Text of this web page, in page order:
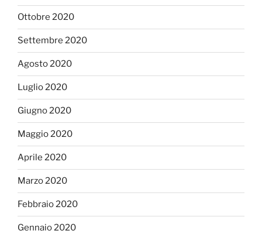
Ottobre 2020
Settembre 2020
Agosto 2020
Luglio 2020
Giugno 2020
Maggio 2020
Aprile 2020
Marzo 2020
Febbraio 2020
Gennaio 2020